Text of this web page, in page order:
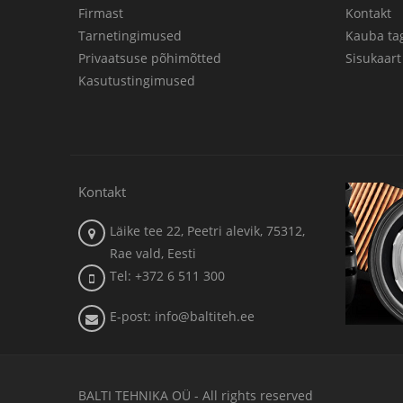
Firmast
Tarnetingimused
Privaatsuse põhimõtted
Kasutustingimused
Kontakt
Kauba
Sisukaart
Kontakt
Läike tee 22, Peetri alevik, 75312,
Rae vald, Eesti
Tel: +372 6 511 300
E-post: info@baltiteh.ee
BALTI TEHNIKA OÜ - All rights reserved